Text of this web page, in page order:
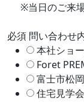
※当日のご来
必須 問い合わせ
本社ショ
Foret
富士市松
住宅見学会